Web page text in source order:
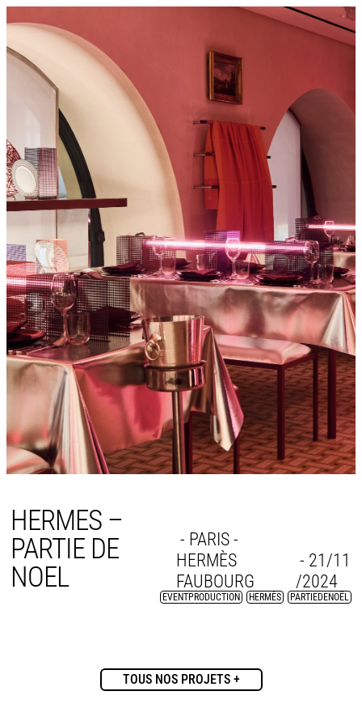
HERMES –
PARTIE DE
NOEL
- PARIS -
HERMÈS
FAUBOURG
- 21/11
/2024
EVENTPRODUCTION HERMÈS PARTIEDENOËL
TOUS NOS PROJETS +